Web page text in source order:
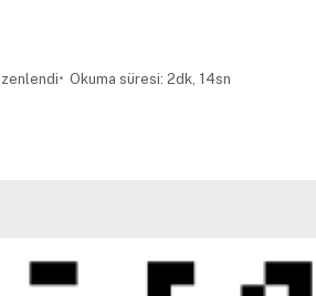
Okuma süresi: 2dk, 14sn